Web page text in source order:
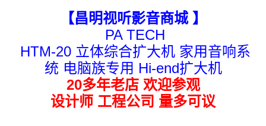
【昌明视听影音商城 】
PA TECH
HTM-20 立体综合扩大机 家用音响系
统 电脑族专用 Hi-end扩大机
20多年老店 欢迎参观
设计师 工程公司 量多可议